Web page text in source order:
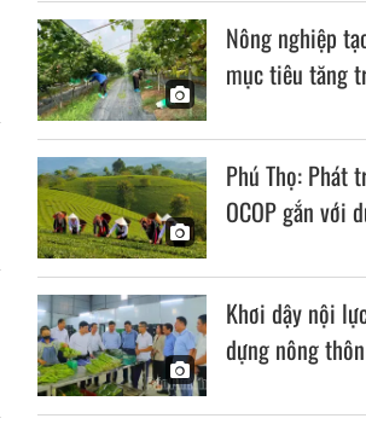
Nông nghiệp
mục tiêu tăng
Phú Thọ: Phát
OCOP gắn với
Khơi dậy nội
dựng nông